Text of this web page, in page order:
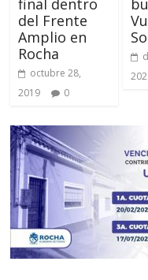
final dentro
del Frente
Amplio en
Rocha
octubre 28,
2019
0